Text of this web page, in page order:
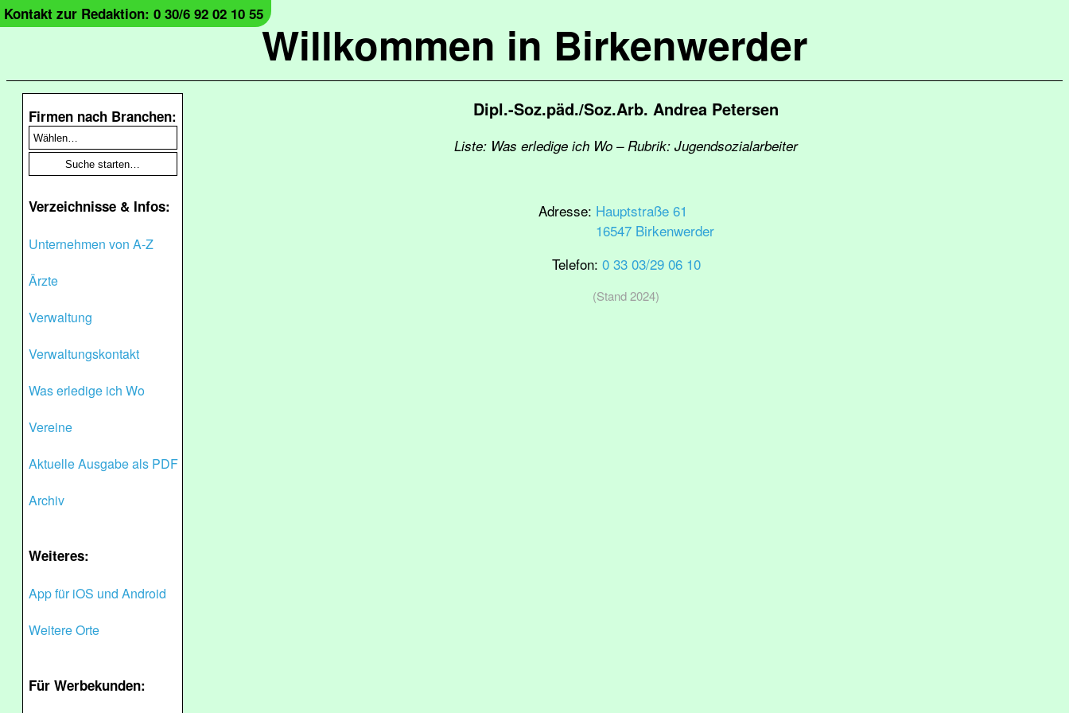
Willkommen in Birkenwerder
Kontakt zur Redaktion: 0 30/6 92 02 10 55
Firmen nach Branchen:
Verzeichnisse & Infos:
Unternehmen von A-Z
Ärzte
Verwaltung
Verwaltungskontakt
Was erledige ich Wo
Vereine
Aktuelle Ausgabe als PDF
Archiv
Weiteres:
App für iOS und Android
Weitere Orte
Für Werbekunden:
Dipl.-Soz.päd./Soz.Arb. Andrea Petersen
Liste: Was erledige ich Wo – Rubrik: Jugendsozialarbeiter
Adresse: Hauptstraße 61
16547 Birkenwerder
Telefon: 0 33 03/29 06 10
(Stand 2024)